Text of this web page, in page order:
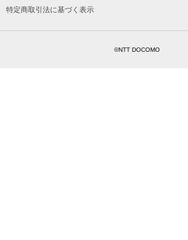
特定商取引法に基づく表示
©NTT DOCOMO